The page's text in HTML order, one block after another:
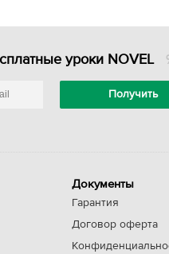
уроки NOVEL
Документы
Гарантия
Договор оферта